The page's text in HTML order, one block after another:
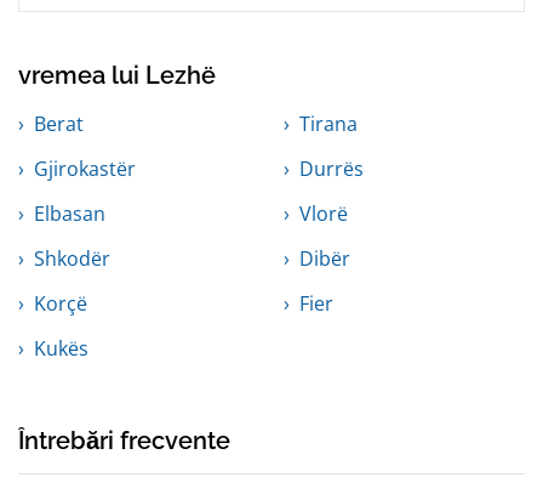
vremea lui Lezhë
Berat
Tirana
Gjirokastër
Durrës
Elbasan
Vlorë
Shkodër
Dibër
Korçë
Fier
Kukës
Întrebări frecvente